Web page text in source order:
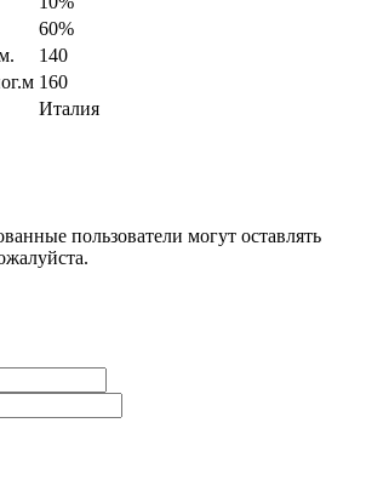
60%
140
160
Италия
пользователи могут оставлять